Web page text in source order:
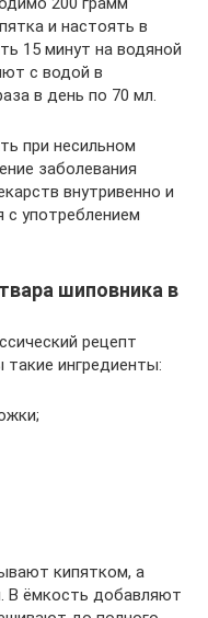
и настоять в
15 минут на водяной
с водой в
в день по 70 мл.
при несильном
заболевания
внутривенно и
с употреблением
шиповника в
рецепт
ингредиенты:
кипятком, а
В ёмкость добавляют